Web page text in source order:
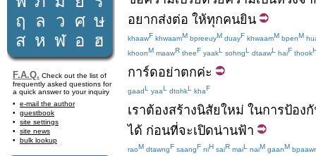
ฤ
ล ว ศ ษ
ส ห ฬ อ ฮ
F.A.Q. Check out the list of
frequently asked questions for
a quick answer to your inquiry
e-mail the author
guestbook
site settings
site news
bulk lookup
อยากส่งต่อ ให้ทุกคนยิน
khaawF khwaamM bpreeuyM duayF khwaamM bpenM
khoonM maawR theeF yaakL sohngL dtaawL haiF thook
การ์ดอย่าตกค่ะ
gaadL yaaL dtohkL khaF
เราต้องสร้างนิสัยใหม่ ในการป้อง
ได้ ก่อนที่จะเปิดน่านฟ้า
raoM dtawngF saangF niH saiR maiL naiM gaanM